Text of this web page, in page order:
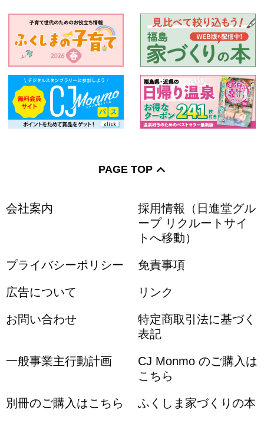
PAGE TOP
会社案内
採用情報（日進堂グル
ープ リクルートサイ
トへ移動）
プライバシーポリシー 免責事項
広告について リンク
お問い合わせ
特定商取引法に基づく
表記
一般事業主行動計画
CJ Monmo のご購入は
こちら
別冊のご購入はこちら ふくしま家づくりの本